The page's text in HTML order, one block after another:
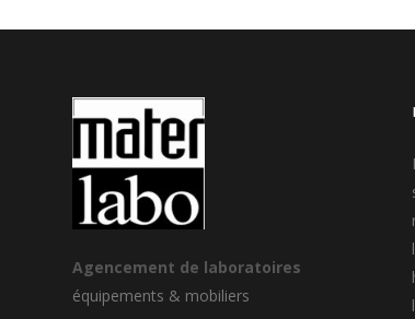
Agencement de laboratoires
équipements & mobiliers